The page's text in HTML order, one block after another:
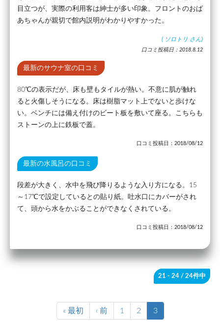
目立つが、実際の利用客は紳士が多い印象。フロントのおば
あちゃんが親切で館内説明がわかりやすかった。
( ソロトリ さん)
口コミ投稿日：2018.8.12
最新のサウナ室の口コミ
80℃の表示だが、床も壁もタイルが熱い。不意に肌が触れ
ると火傷しそうになる。床は樹脂マット上でないと歩けな
い。ベンチには備え付けのビート板を敷いて座る。こちらも
ストーンの上に鉄板で蓋。
口コミ投稿日：2018/08/12
最新の水風呂の口コミ
段差が大きく、水中を飛び降りるような入り方になる。15
～17℃で設定しているとの貼り紙。吐水口にカバーがされ
て、頭から水をかぶることができなくされている。
口コミ投稿日：2018/08/12
21 - 24 / 24件中
« 最初 ‹ 前 1 2 3